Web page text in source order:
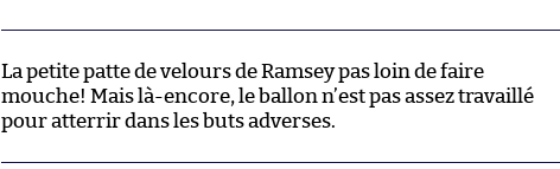
La petite patte de velours de Ramsey pas loin de faire
mouche! Mais là-encore, le ballon n’est pas assez travaillé
pour atterrir dans les buts adverses.